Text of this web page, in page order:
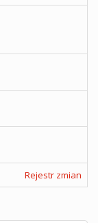
Rejestr zmian